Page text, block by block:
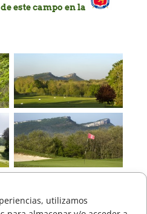
utilizamos
este campo en la